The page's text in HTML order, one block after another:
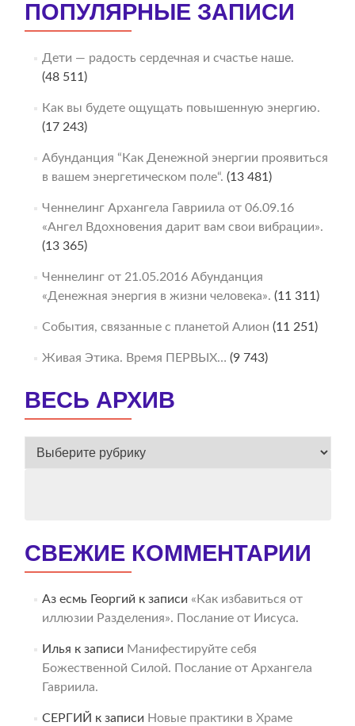
ПОПУЛЯРНЫЕ ЗАПИСИ
Дети — радость сердечная и счастье наше.
(48 511)
Как вы будете ощущать повышенную энергию.
(17 243)
Абунданция “Как Денежной энергии проявиться
в вашем энергетическом поле“. (13 481)
Ченнелинг Архангела Гавриила от 06.09.16
«Ангел Вдохновения дарит вам свои вибрации».
(13 365)
Ченнелинг от 21.05.2016 Абунданция
«Денежная энергия в жизни человека». (11 311)
События, связанные с планетой Алион (11 251)
Живая Этика. Время ПЕРВЫХ… (9 743)
ВЕСЬ АРХИВ
ВЕСЬ
СВЕЖИЕ КОММЕНТАРИИ
Аз есмь Георгий к записи «Как избавиться от
иллюзии Разделения». Послание от Иисуса.
Илья к записи Манифестируйте себя
Божественной Силой. Послание от Архангела
Гавриила.
СЕРГИЙ к записи Новые практики в Храме